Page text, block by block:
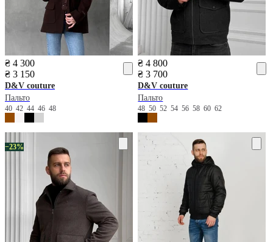
₴ 4 300
₴ 3 150
D&V couture
Пальто
40 42 44 46 48
₴ 4 800
₴ 3 700
D&V couture
Пальто
4850525456586062
−23%